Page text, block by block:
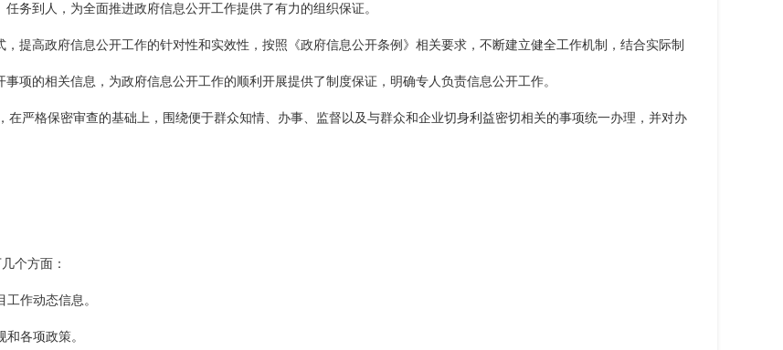
务到人，为全面推进政府信息公开工作提供了有力的组织保证。
提高政府信息公开工作的针对性和实效性，按照《政府信息公开条例》相关要求，不断建立健全工作机制，结合实际制
项的相关信息，为政府信息公开工作的顺利开展提供了制度保证，明确专人负责信息公开工作。
在严格保密审查的基础上，围绕便于群众知情、办事、监督以及与群众和企业切身利益密切相关的事项统一办理，并对办
个方面：
作动态信息。
各项政策。